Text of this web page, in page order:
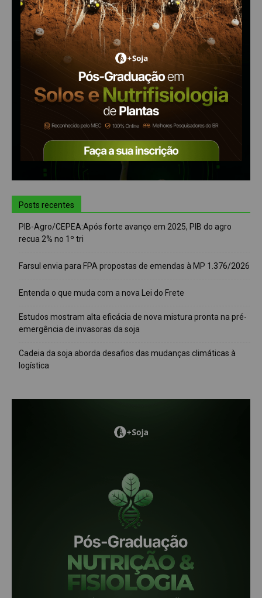
Posts recentes
PIB-Agro/CEPEA:Após forte avanço em 2025, PIB do agro
recua 2% no 1º tri
Farsul envia para FPA propostas de emendas à MP 1.376/2026
Entenda o que muda com a nova Lei do Frete
Estudos mostram alta eficácia de nova mistura pronta na pré-
emergência de invasoras da soja
Cadeia da soja aborda desafios das mudanças climáticas à
logística